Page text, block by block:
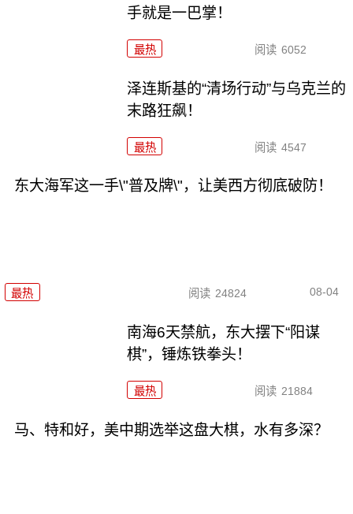
手就是一巴掌！
最热 阅读 6052
泽连斯基的“清场行动”与乌克兰的
末路狂飙！
最热 阅读 4547
东大海军这一手\"普及牌\"，让美西方彻底破防！
最热 阅读 24824 08-04
南海6天禁航，东大摆下“阳谋
棋”，锤炼铁拳头！
最热 阅读 21884
马、特和好，美中期选举这盘大棋，水有多深？